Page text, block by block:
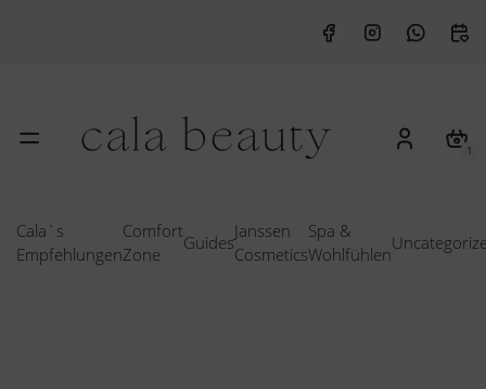
1
Cala`s
Empfehlungen
Comfort
Zone
Guides
Janssen
Cosmetics
Spa &
Wohlfühlen